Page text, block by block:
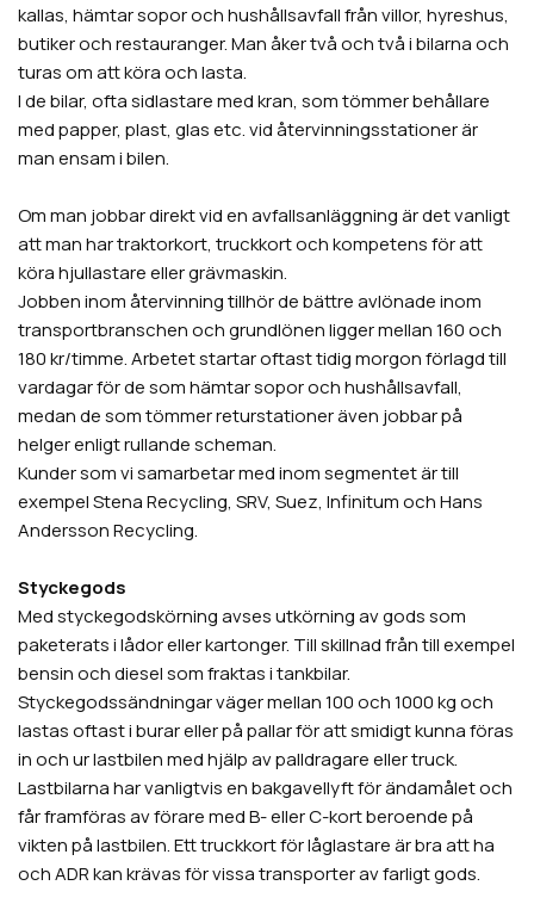
kallas, hämtar sopor och hushållsavfall från villor, hyreshus,
butiker och restauranger. Man åker två och två i bilarna och
turas om att köra och lasta.
I de bilar, ofta sidlastare med kran, som tömmer behållare
med papper, plast, glas etc. vid återvinningsstationer är
man ensam i bilen.
Om man jobbar direkt vid en avfallsanläggning är det vanligt
att man har traktorkort, truckkort och kompetens för att
köra hjullastare eller grävmaskin.
Jobben inom återvinning tillhör de bättre avlönade inom
transportbranschen och grundlönen ligger mellan 160 och
180 kr/timme. Arbetet startar oftast tidig morgon förlagd till
vardagar för de som hämtar sopor och hushållsavfall,
medan de som tömmer returstationer även jobbar på
helger enligt rullande scheman.
Kunder som vi samarbetar med inom segmentet är till
exempel Stena Recycling, SRV, Suez, Infinitum och Hans
Andersson Recycling.
Styckegods
Med styckegodskörning avses utkörning av gods som
paketerats i lådor eller kartonger. Till skillnad från till exempel
bensin och diesel som fraktas i tankbilar.
Styckegodssändningar väger mellan 100 och 1000 kg och
lastas oftast i burar eller på pallar för att smidigt kunna föras
in och ur lastbilen med hjälp av palldragare eller truck.
Lastbilarna har vanligtvis en bakgavellyft för ändamålet och
får framföras av förare med B- eller C-kort beroende på
vikten på lastbilen. Ett truckkort för låglastare är bra att ha
och ADR kan krävas för vissa transporter av farligt gods.